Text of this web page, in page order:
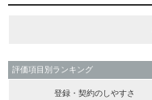
評価項目別ランキング
登録・契約のしやすさ